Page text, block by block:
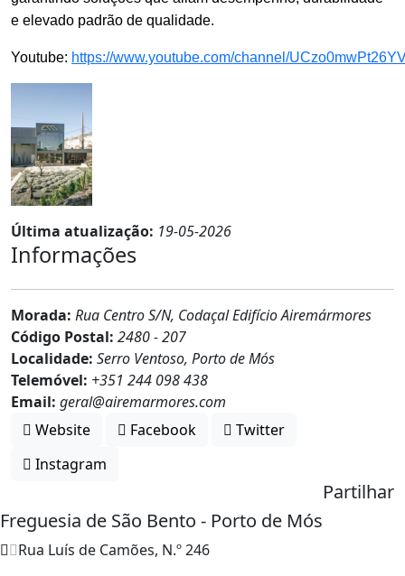
e elevado padrão de qualidade.
Youtube: https://www.youtube.com/channel/
Última atualização: 19-05-2026
Informações
Morada: Rua Centro S/N, Codaçal Edifício Airemármores
Código Postal: 2480 - 207
Localidade: Serro Ventoso, Porto de Mós
Telemóvel: +351 244 098 438
Email: geral@airemarmores.com
Website
Facebook
Twitter
Instagram
Partilhar
Freguesia de São Bento - Porto de Mós
Rua Luís de Camões, N.º 246